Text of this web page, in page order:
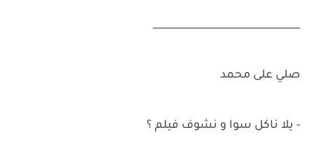
______________________________
صلي على محمد
- يلا ناكل سوا و نشوف فيلم ؟